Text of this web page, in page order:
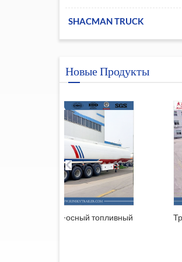
SHACMAN TRUCK
Новые Продукты
Трейлер из Южной